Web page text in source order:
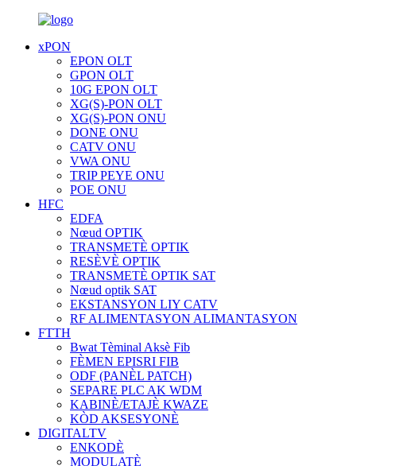
xPON
EPON OLT
GPON OLT
10G EPON OLT
XG(S)-PON OLT
XG(S)-PON ONU
DONE ONU
CATV ONU
VWA ONU
TRIP PEYE ONU
POE ONU
HFC
EDFA
Nœud OPTIK
TRANSMETÈ OPTIK
RESÈVÈ OPTIK
TRANSMETÈ OPTIK SAT
Nœud optik SAT
EKSTANSYON LIY CATV
RF ALIMENTASYON ALIMANTASYON
FTTH
Bwat Tèminal Aksè Fib
FÈMEN EPISRI FIB
ODF (PANÈL PATCH)
SEPARE PLC AK WDM
KABINÈ/ETAJÈ KWAZE
KÒD AKSESYONÈ
DIGITALTV
ENKODÈ
MODULATÈ